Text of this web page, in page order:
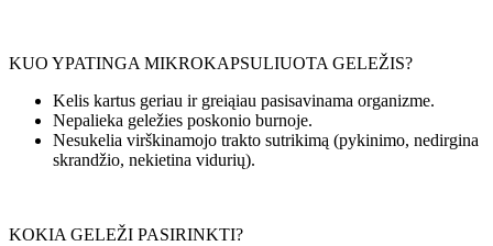
KUO YPATINGA MIKROKAPSULIUOTA GELEŽIS?
Kelis kartus geriau ir greiąiau pasisavinama organizme.
Nepalieka geležies poskonio burnoje.
Nesukelia virškinamojo trakto sutrikimą (pykinimo, nedirgina
skrandžio, nekietina vidurių).
KOKIA GELEŽI PASIRINKTI?